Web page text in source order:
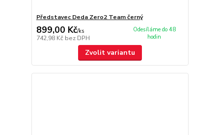
Představec Deda Zero2 Team černý
899,00 Kč/ks
742,98 Kč bez DPH
Odesíláme do 48
hodin
Zvolit variantu